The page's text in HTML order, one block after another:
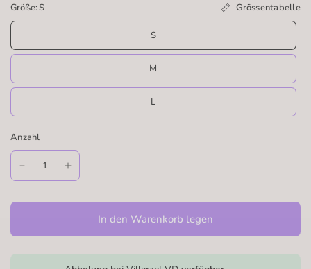
Größe:S Grössentabelle
S
M
L
Anzahl
In den Warenkorb legen